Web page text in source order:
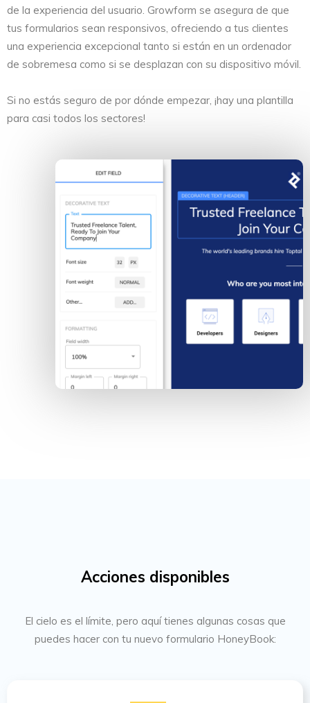
de la experiencia del usuario. Growform se asegura de que
tus formularios sean responsivos, ofreciendo a tus clientes
una experiencia excepcional tanto si están en un ordenador
de sobremesa como si se desplazan con su dispositivo móvil.
Si no estás seguro de por dónde empezar, ¡hay una plantilla
para casi todos los sectores!
Acciones disponibles
El cielo es el límite, pero aquí tienes algunas cosas que
puedes hacer con tu nuevo formulario HoneyBook: